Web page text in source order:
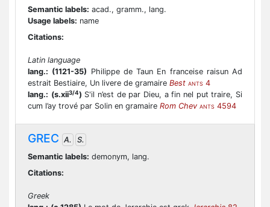
Semantic labels: acad., gramm., lang.
Usage labels: name
Citations:
Latin language
lang.: (1121-35) Philippe de Taun En franceise raisun Ad
estrait Bestiaire, Un livere de gramaire Best ANTS 4
lang.: (s.xii3/4) S'il n’est de par Dieu, a fin nel put traire, Si
cum l’ay trové par Solin en gramaire Rom Chev ANTS 4594
GREC A.
S.
Semantic labels: demonym, lang.
Citations:
Greek